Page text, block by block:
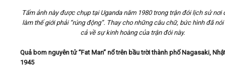
Tấm ảnh này được chụp tại Uganda năm 1980 trong trận đói lịch sử nơi
làm thế giới phải “rúng động”. Thay cho những câu chữ, bức hình đã
cả về sự kinh hoàng của trận đói này.
Quả bom nguyên tử “Fat Man” nổ trên bầu trời thành phố Nagasaki,
1945